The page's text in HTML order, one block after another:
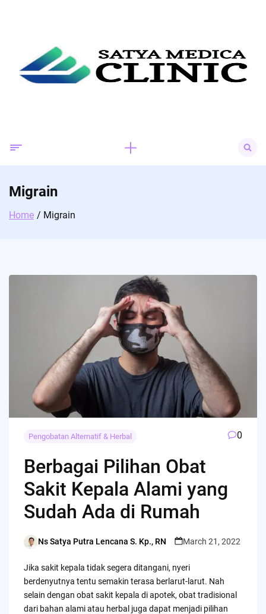
for:
Migrain
Home Migrain
Pengobatan Alternatif & Herbal 0
Berbagai Pilihan Obat
Sakit Kepala Alami yang
Sudah Ada di Rumah
Posted
Ns Satya Putra Lencana S. Kp., RN March 21, 2022
Jika sakit kepala tidak segera ditangani, nyeri
berdenyutnya tentu semakin terasa berlarut-larut. Nah
selain dengan obat sakit kepala di apotek, obat tradisional
dari bahan alami atau herbal juga dapat menjadi pilihan